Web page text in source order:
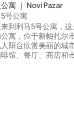
满分 5 分），共 17
寓 ｜ Novi Pazar
号公寓
到利马5号公寓，
寓，位于新帕扎尔
阳台欣赏美丽的城
馆、餐厅、商店和